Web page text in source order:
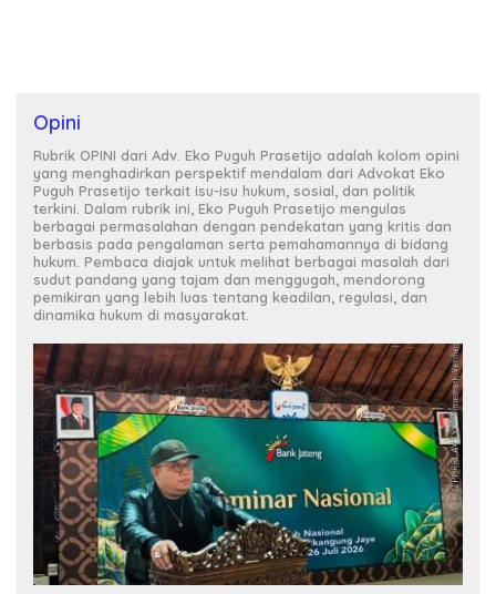
Opini
Rubrik OPINI dari Adv. Eko Puguh Prasetijo adalah kolom opini
yang menghadirkan perspektif mendalam dari Advokat Eko
Puguh Prasetijo terkait isu-isu hukum, sosial, dan politik
terkini. Dalam rubrik ini, Eko Puguh Prasetijo mengulas
berbagai permasalahan dengan pendekatan yang kritis dan
berbasis pada pengalaman serta pemahamannya di bidang
hukum. Pembaca diajak untuk melihat berbagai masalah dari
sudut pandang yang tajam dan menggugah, mendorong
pemikiran yang lebih luas tentang keadilan, regulasi, dan
dinamika hukum di masyarakat.